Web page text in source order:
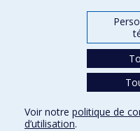
Nos départements et écoles
Conditions d’utilisation
Voir notre politique de
d’utilisation.